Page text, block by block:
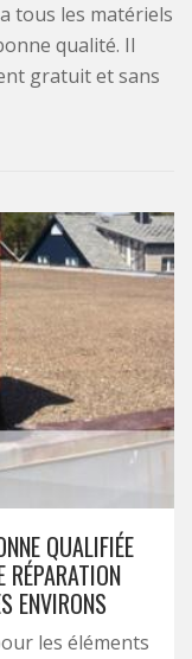
tous les matériels
qualité. Il
gratuit et sans
QUALIFIÉE
RÉPARATION
ENVIRONS
les éléments